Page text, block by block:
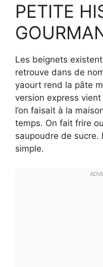
PETITE
Les beignets
retrouve dans de
yaourt rend la pâte
version express
l’on faisait à la
temps. On fait frire
saupoudre de sucre.
simple.